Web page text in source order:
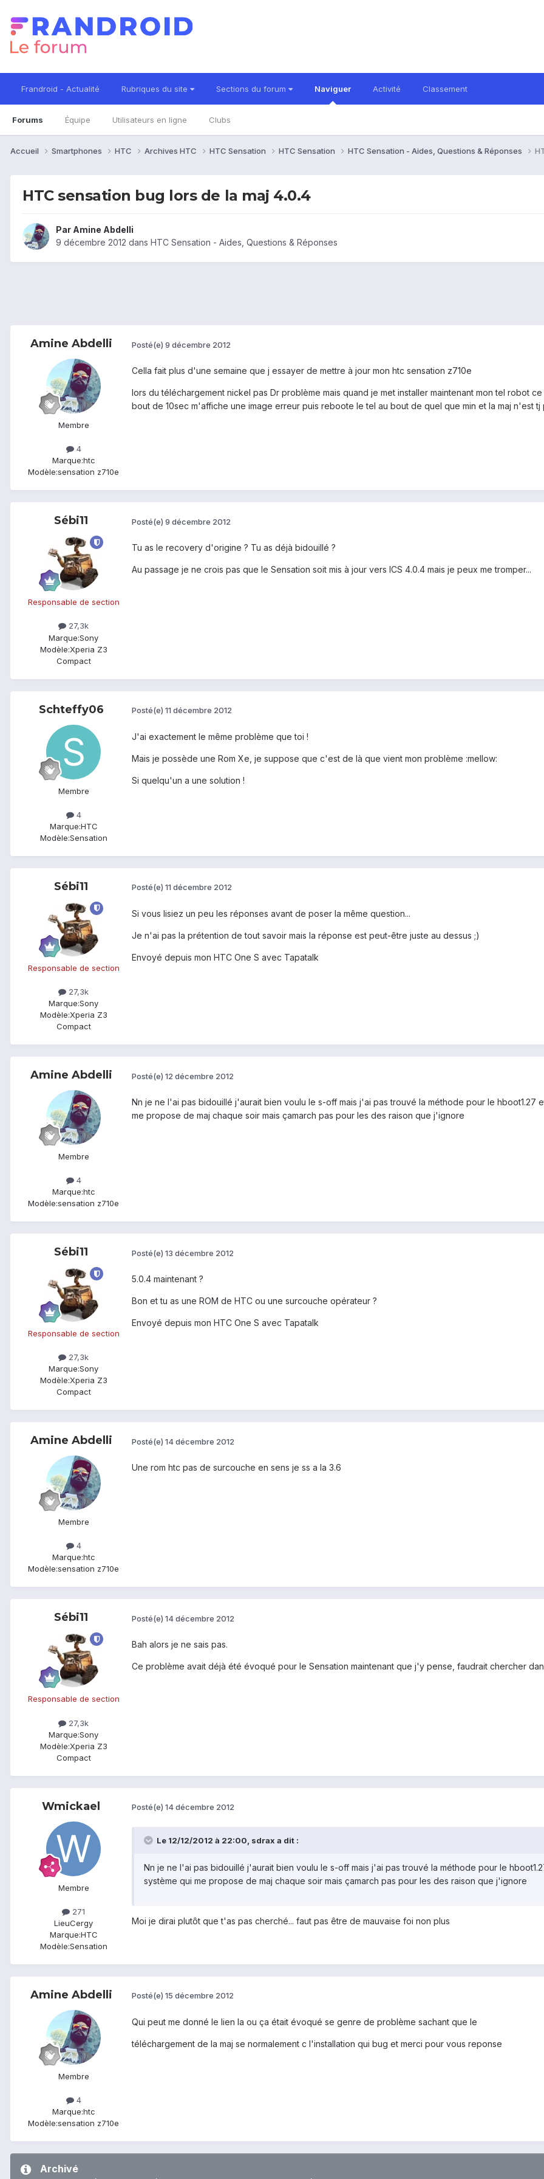
Frandroid - Actualité Rubriques du site Sections du forum Naviguer
Forums Équipe Utilisateurs en ligne Clubs
Activité Classement
Accueil Smartphones HTC Archives HTC HTC Sensation HTC Sensation HTC Sensation - Aides, Questions & Réponses
HTC sensation bug lors de la maj 4.0.4
Par Amine Abdelli
9 décembre 2012 dans HTC Sensation - Aides, Questions & Réponses
Amine Abdelli
Membre
4
Marque:htc
Modèle:sensation z710e
Posté(e) 9 décembre 2012
Cella fait plus d'une semaine que j essayer de mettre à jour mon htc sensation z710e
lors du téléchargement nickel pas Dr problème mais quand je met installer maintenant mon tel robot
bout de 10sec m'affiche une image erreur puis reboote le tel au bout de quel que min et la maj n'est tj
Sébi11
Responsable de section
27,3k
Marque:Sony
Modèle:Xperia Z3
Compact
Posté(e) 9 décembre 2012
Tu as le recovery d'origine ? Tu as déjà bidouillé ?
Au passage je ne crois pas que le Sensation soit mis à jour vers ICS 4.0.4 mais je peux me tromper...
Schteffy06
Membre
4
Marque:HTC
Modèle:Sensation
Posté(e) 11 décembre 2012
J'ai exactement le même problème que toi !
Mais je possède une Rom Xe, je suppose que c'est de là que vient mon problème :mellow:
Si quelqu'un a une solution !
Sébi11
Responsable de section
27,3k
Marque:Sony
Modèle:Xperia Z3
Compact
Posté(e) 11 décembre 2012
Si vous lisiez un peu les réponses avant de poser la même question...
Je n'ai pas la prétention de tout savoir mais la réponse est peut-être juste au dessus ;)
Envoyé depuis mon HTC One S avec Tapatalk
Amine Abdelli
Membre
4
Marque:htc
Modèle:sensation z710e
Posté(e) 12 décembre 2012
Nn je ne l'ai pas bidouillé j'aurait bien voulu le s-off mais j'ai pas trouvé la méthode pour le hboot1.27
me propose de maj chaque soir mais çamarch pas pour les des raison que j'ignore
Sébi11
Responsable de section
27,3k
Marque:Sony
Modèle:Xperia Z3
Compact
Posté(e) 13 décembre 2012
5.0.4 maintenant ?
Bon et tu as une ROM de HTC ou une surcouche opérateur ?
Envoyé depuis mon HTC One S avec Tapatalk
Amine Abdelli
Membre
4
Marque:htc
Modèle:sensation z710e
Posté(e) 14 décembre 2012
Une rom htc pas de surcouche en sens je ss a la 3.6
Sébi11
Responsable de section
27,3k
Marque:Sony
Modèle:Xperia Z3
Compact
Posté(e) 14 décembre 2012
Bah alors je ne sais pas.
Ce problème avait déjà été évoqué pour le Sensation maintenant que j'y pense, faudrait chercher
Wmickael
Membre
271
LieuCergy
Marque:HTC
Modèle:Sensation
Posté(e) 14 décembre 2012
Le 12/12/2012 à 22:00, sdrax a dit :
Nn je ne l'ai pas bidouillé j'aurait bien voulu le s-off mais j'ai pas trouvé la méthode pour le
système qui me propose de maj chaque soir mais çamarch pas pour les des raison que j'ignore
Moi je dirai plutôt que t'as pas cherché... faut pas être de mauvaise foi non plus
Amine Abdelli
Membre
4
Marque:htc
Modèle:sensation z710e
Posté(e) 15 décembre 2012
Qui peut me donné le lien la ou ça était évoqué se genre de problème sachant que le
téléchargement de la maj se normalement c l'installation qui bug et merci pour vous reponse
Archivé